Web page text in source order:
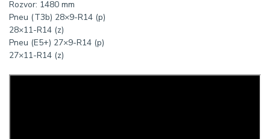
Rozvor: 1480 mm
Pneu (T3b) 28×9-R14 (p)
28×11-R14 (z)
Pneu (E5+) 27×9-R14 (p)
27×11-R14 (z)